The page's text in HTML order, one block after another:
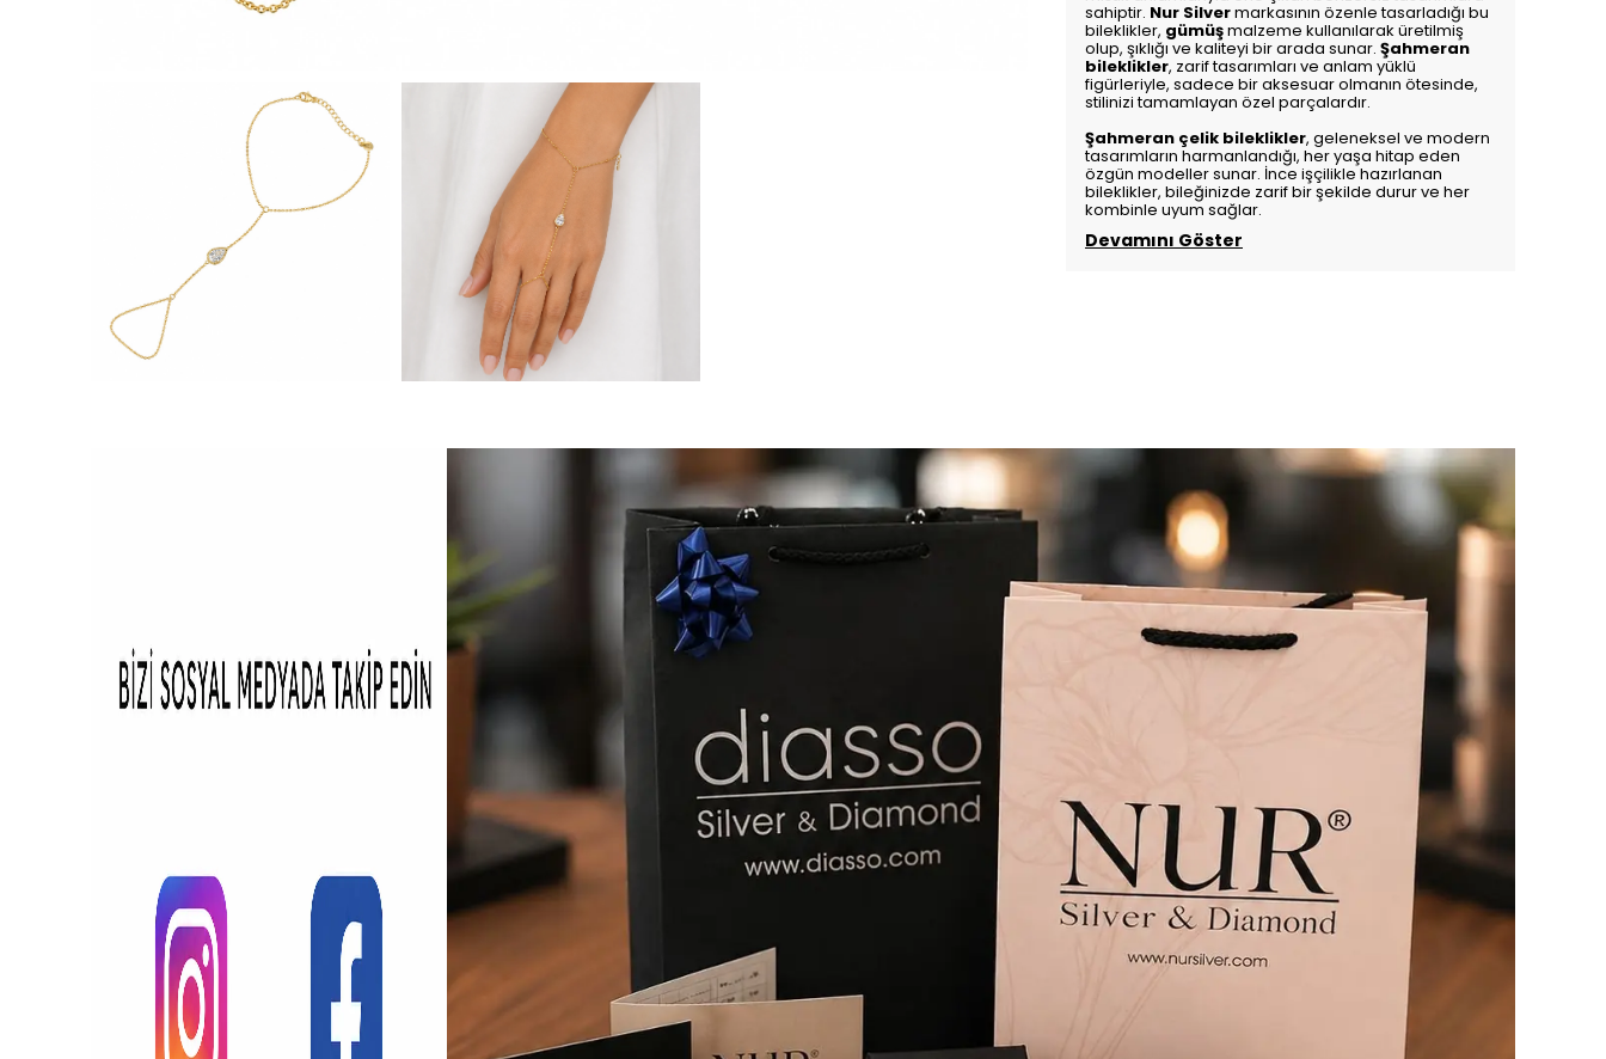
sahiptir. Nur Silvermarkasının özenle tasarladığı bu
bileklikler, gümüşmalzeme kullanılarak üretilmiş
olup, şıklığı ve kaliteyi bir arada sunar. Şahmeran
bileklikler, zarif tasarımları ve anlam yüklü
figürleriyle, sadece bir aksesuar olmanın ötesinde,
stilinizi tamamlayan özel parçalardır.
Şahmeran çelik bileklikler, geleneksel ve modern
tasarımların harmanlandığı, her yaşa hitap eden
özgün modeller sunar. İnce işçilikle hazırlanan
bileklikler, bileğinizde zarif bir şekilde durur ve her
kombinle uyum sağlar.
Devamını Göster